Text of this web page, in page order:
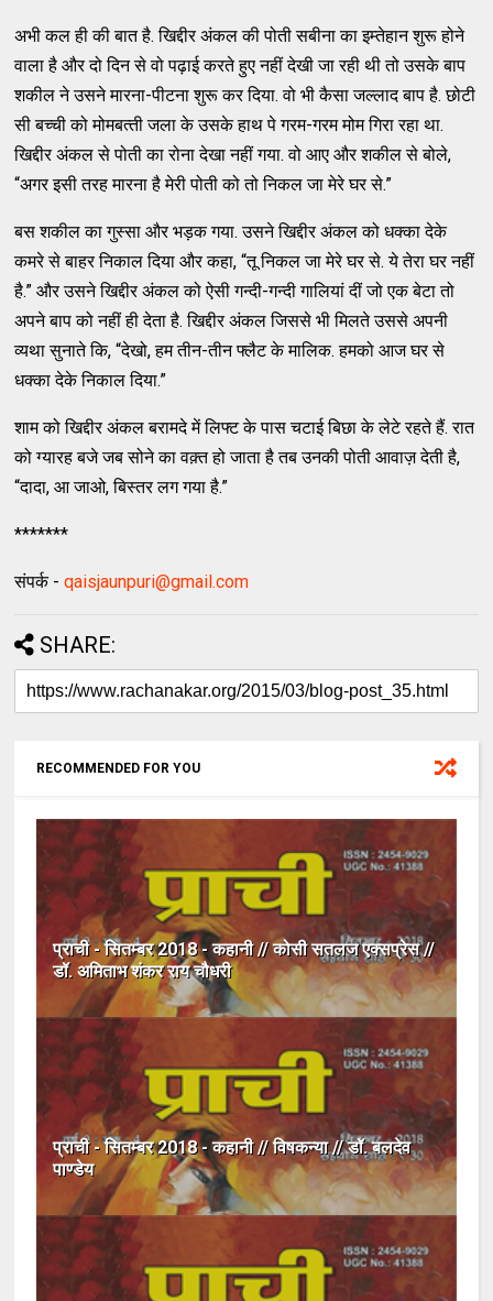
अभी कल ही की बात है. खिद्दीर अंकल की पोती सबीना का इम्तेहान शुरू होने
वाला है और दो दिन से वो पढ़ाई करते हुए नहीं देखी जा रही थी तो उसके बाप
शकील ने उसने मारना-पीटना शुरू कर दिया. वो भी कैसा जल्लाद बाप है. छोटी
सी बच्ची को मोमबत्‍ती जला के उसके हाथ पे गरम-गरम मोम गिरा रहा था.
खिद्दीर अंकल से पोती का रोना देखा नहीं गया. वो आए और शकील से बोले,
“अगर इसी तरह मारना है मेरी पोती को तो निकल जा मेरे घर से.”
बस शकील का गुस्सा और भड़क गया. उसने खिद्दीर अंकल को धक्का देके
कमरे से बाहर निकाल दिया और कहा, “तू निकल जा मेरे घर से. ये तेरा घर नहीं
है.” और उसने खिद्दीर अंकल को ऐसी गन्दी-गन्दी गालियां दीं जो एक बेटा तो
अपने बाप को नहीं ही देता है. खिद्दीर अंकल जिससे भी मिलते उससे अपनी
व्यथा सुनाते कि, “देखो, हम तीन-तीन फ्लैट के मालिक. हमको आज घर से
धक्का देके निकाल दिया.”
शाम को खिद्दीर अंकल बरामदे में लिफ्ट के पास चटाई बिछा के लेटे रहते हैं. रात
को ग्यारह बजे जब सोने का वक़्त हो जाता है तब उनकी पोती आवाज़ देती है,
“दादा, आ जाओ, बिस्तर लग गया है.”
*******
संपर्क -qaisjaunpuri@gmail.com
SHARE:
RECOMMENDED FOR YOU
प्राची - सितम्बर 2018 - कहानी // कोसी सतलज एक्सप्रेस //
डॉ. अमिताभ शंकर राय चौधरी
प्राची - सितम्बर 2018 - कहानी // विषकन्या // डॉ. बलदेव
पाण्डेय